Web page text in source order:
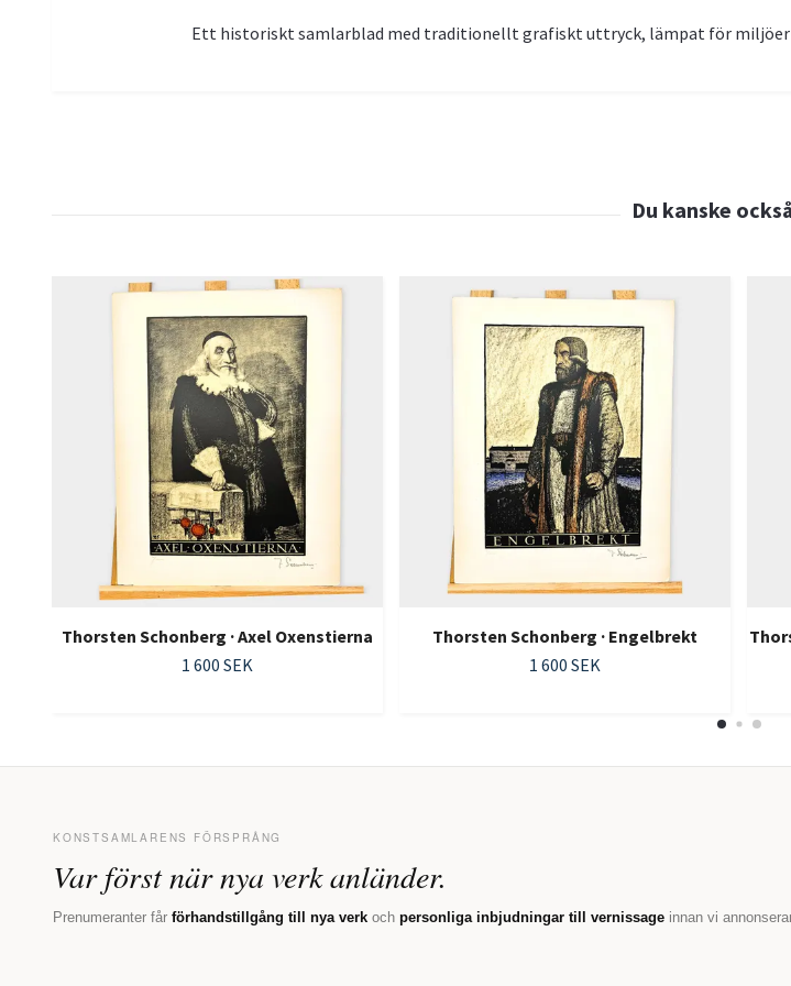
Ett historiskt samlarblad med traditionellt grafiskt uttryck, lämpat för
Thorsten Schonberg · Axel Oxenstierna
1 600 SEK
Thorsten Schonberg · Engelbrekt
1 600 SEK
KONSTSAMLARENS FÖRSPRÅNG
Var först när nya verk anländer.
Prenumeranter får förhandstillgång till nya verk och personliga inbjudningar till vernissage innan vi